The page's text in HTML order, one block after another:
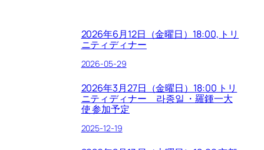
2026年6月12日（金曜日）18:00, トリ
ニティディナー
2026-05-29
2026年3月27日（金曜日）18:00 トリ
ニティディナー 라종일 ・羅鍾一大
使 参加予定
2025-12-19